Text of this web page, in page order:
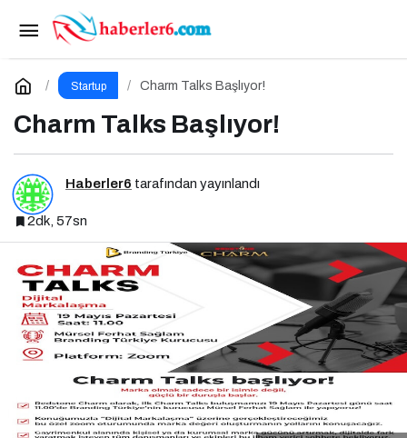
Startup Charm Talks Başlıyor!
Charm Talks Başlıyor!
Haberler6 tarafından yayınlandı
2dk, 57sn
Franchise Markası Olmak için Dijital
Markalaşma Şart
Yorum Yap